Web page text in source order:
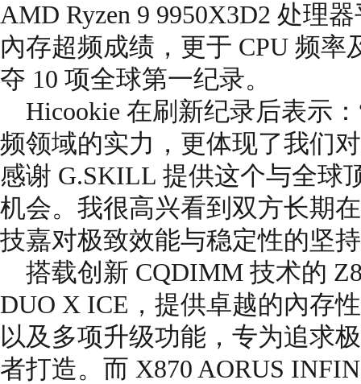
AMD Ryzen 9 9950X3D2 处理
內存超频成绩，更于 CPU 频
夺 10 项全球第一纪录。
Hicookie 在刷新纪录后表示
频领域的实力，更体现了我们
感谢 G.SKILL 提供这个与全球
机会。我很高兴看到双方长期
技嘉对极致效能与稳定性的坚
搭载创新 CQDIMM 技术的
DUO X ICE，提供卓越的內存
以及多项升级功能，专为追求
者打造。而 X870 AORUS